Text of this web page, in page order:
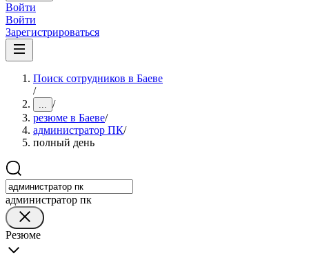
Войти
Войти
Зарегистрироваться
Поиск сотрудников в Баеве
/
... /
резюме в Баеве/
администратор ПК/
полный день
администратор пк
Резюме